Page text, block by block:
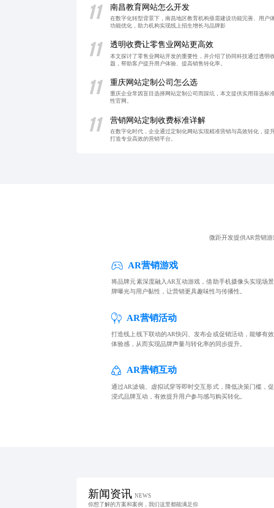
11 南昌教育网站怎么开发
在数字化转型背景下，南昌地区教育机构亟需建设功能完善、用
功能优化，助力机构实现线上招生增长与品牌影
11 透明收费让零售业网站更高效
本文探讨了零售业网站开发的重要性，并介绍了协同科技通过透
题，帮助客户提升用户体验、提高销售转化率。
11 重庆网站定制公司怎么选
重庆企业常因盲目选择网站定制公司而踩坑，本文提供实用筛选
性官网。
11 营销网站定制收费标准详解
在数字化时代，企业通过定制化网站实现精准营销与高效转化，
打造专业高效的营销平台。
微距开发提供AR营销
AR营销游戏
将品牌元素深度融入AR互动游戏，借助手机摄像头实现场
牌曝光与用户黏性，让营销更具趣味性与传播性。
AR营销活动
打造线上线下联动的AR快闪、发布会或促销活动，能够有
体验感，从而实现品牌声量与转化率的同步提升。
AR营销互动
通过AR滤镜、虚拟试穿等即时交互形式，降低决策门槛，
浸式品牌互动，有效提升用户参与感与购买转化。
新闻资讯 NEWS
你想了解的方案和案例，我们这里都能满足你